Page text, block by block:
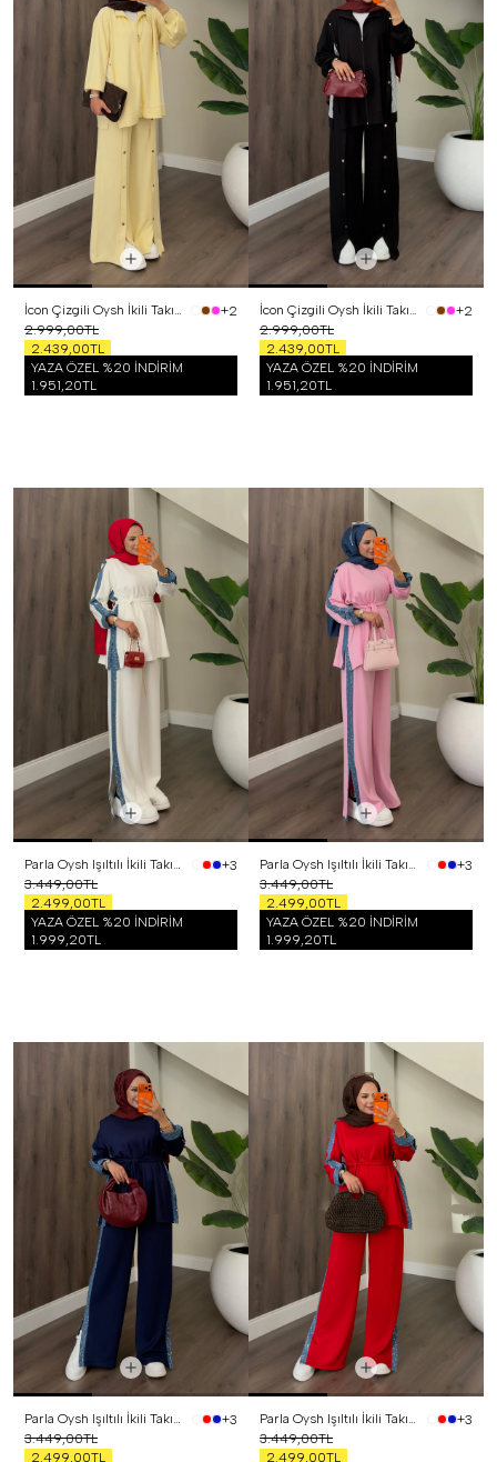
İcon Çizgili Oysh İkili Takım Sarı
+2
2.999,00TL
2.439,00TL
YAZA ÖZEL %20 İNDİRİM
1.951,20TL
İcon Çizgili Oysh İkili Takım Siyah
+2
2.999,00TL
2.439,00TL
YAZA ÖZEL %20 İNDİRİM
1.951,20TL
Parla Oysh Işıltılı İkili Takım Beyaz
+3
3.449,00TL
2.499,00TL
YAZA ÖZEL %20 İNDİRİM
1.999,20TL
Parla Oysh Işıltılı İkili Takım Pembe
+3
3.449,00TL
2.499,00TL
YAZA ÖZEL %20 İNDİRİM
1.999,20TL
Parla Oysh Işıltılı İkili Takım Lacivert
+3
3.449,00TL
2.499,00TL
Parla Oysh Işıltılı İkili Takım Kırmızı
+3
3.449,00TL
2.499,00TL